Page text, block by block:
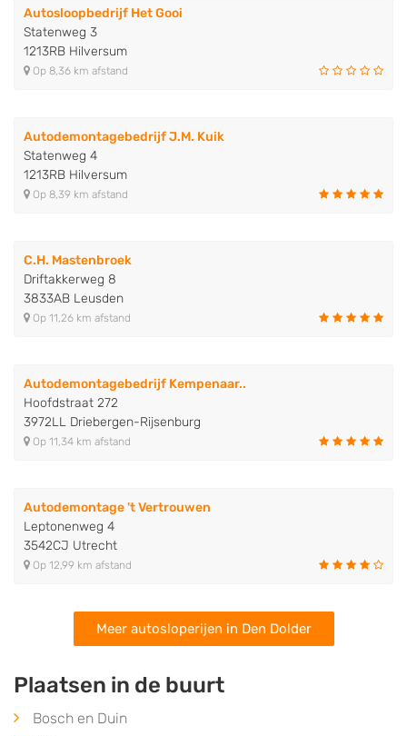
Autosloopbedrijf Het Gooi
Statenweg 3
1213RB Hilversum
Op 8,36 km afstand
Autodemontagebedrijf J.M. Kuik
Statenweg 4
1213RB Hilversum
Op 8,39 km afstand
C.H. Mastenbroek
Driftakkerweg 8
3833AB Leusden
Op 11,26 km afstand
Autodemontagebedrijf Kempenaar..
Hoofdstraat 272
3972LL Driebergen-Rijsenburg
Op 11,34 km afstand
Autodemontage 't Vertrouwen
Leptonenweg 4
3542CJ Utrecht
Op 12,99 km afstand
Meer autosloperijen in Den Dolder
Plaatsen in de buurt
Bosch en Duin